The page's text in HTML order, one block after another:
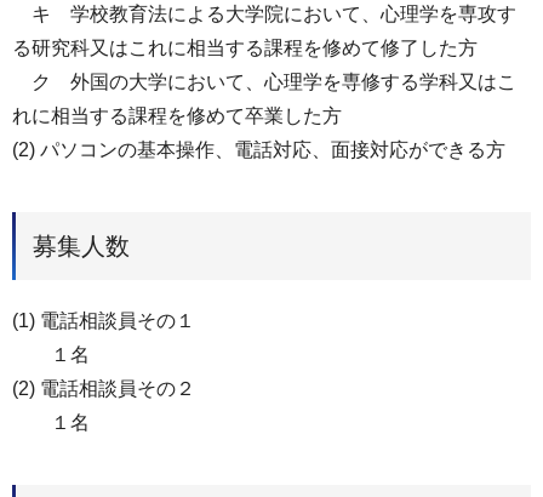
キ 学校教育法による大学院において、心理学を専攻す
る研究科又はこれに相当する課程を修めて修了した方
ク 外国の大学において、心理学を専修する学科又はこ
れに相当する課程を修めて卒業した方
(2) パソコンの基本操作、電話対応、面接対応ができる方
募集人数
(1) 電話相談員その１
１名
(2) 電話相談員その２
１名